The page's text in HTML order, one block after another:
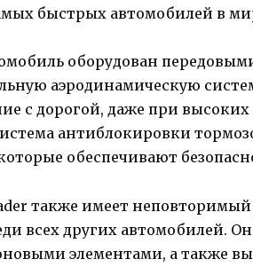
быстрых автомобилей в
оборудован
аэродинамическую
с дорогой, даже при высоких
антиблокировки
обеспечивают
также имеет
всех других автомобилей.
элементами, а также